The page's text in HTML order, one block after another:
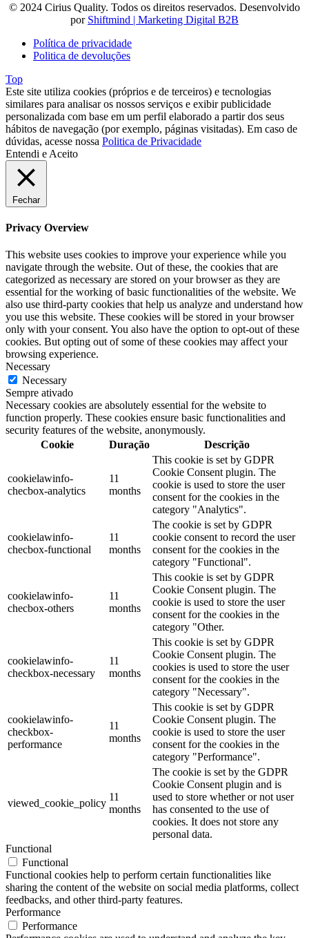
© 2024 Cirius Quality. Todos os direitos reservados. Desenvolvido
por Shiftmind | Marketing Digital B2B
Política de privacidade
Politica de devoluções
Top
Este site utiliza cookies (próprios e de terceiros) e tecnologias
similares para analisar os nossos serviços e exibir publicidade
personalizada com base em um perfil elaborado a partir dos seus
hábitos de navegação (por exemplo, páginas visitadas). Em caso de
dúvidas, acesse nossa Politica de Privacidade
Entendi e Aceito
Fechar
Privacy Overview
This website uses cookies to improve your experience while you
navigate through the website. Out of these, the cookies that are
categorized as necessary are stored on your browser as they are
essential for the working of basic functionalities of the website. We
also use third-party cookies that help us analyze and understand how
you use this website. These cookies will be stored in your browser
only with your consent. You also have the option to opt-out of these
cookies. But opting out of some of these cookies may affect your
browsing experience.
Necessary
Necessary
Sempre ativado
Necessary cookies are absolutely essential for the website to
function properly. These cookies ensure basic functionalities and
security features of the website, anonymously.
Cookie
Duração Descrição
cookielawinfo-
checbox-analytics
11
months
This cookie is set by GDPR
Cookie Consent plugin. The
cookie is used to store the user
consent for the cookies in the
category "Analytics".
cookielawinfo-
checbox-functional
11
months
The cookie is set by GDPR
cookie consent to record the user
consent for the cookies in the
category "Functional".
cookielawinfo-
checbox-others
11
months
This cookie is set by GDPR
Cookie Consent plugin. The
cookie is used to store the user
consent for the cookies in the
category "Other.
cookielawinfo-
checkbox-necessary
11
months
This cookie is set by GDPR
Cookie Consent plugin. The
cookies is used to store the user
consent for the cookies in the
category "Necessary".
cookielawinfo-
checkbox-
performance
11
months
This cookie is set by GDPR
Cookie Consent plugin. The
cookie is used to store the user
consent for the cookies in the
category "Performance".
viewed_cookie_policy
11
months
The cookie is set by the GDPR
Cookie Consent plugin and is
used to store whether or not user
has consented to the use of
cookies. It does not store any
personal data.
Functional
Functional
Functional cookies help to perform certain functionalities like
sharing the content of the website on social media platforms, collect
feedbacks, and other third-party features.
Performance
Performance